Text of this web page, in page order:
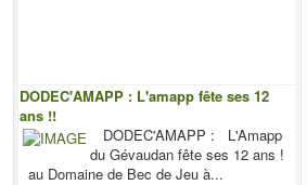
DODEC'AMAPP : L'amapp fête ses 12
ans !!
DODEC'AMAPP : L'Amapp
du Gévaudan fête ses 12 ans !
au Domaine de Bec de Jeu à...